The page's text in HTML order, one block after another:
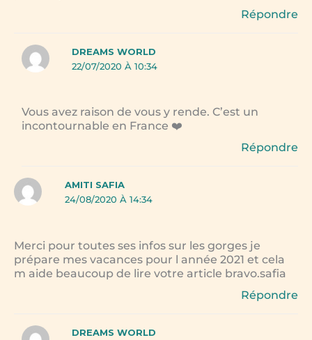
Répondre
DREAMS WORLD
22/07/2020 À 10:34
Vous avez raison de vous y rende. C’est un
incontournable en France ❤️
Répondre
AMITI SAFIA
24/08/2020 À 14:34
Merci pour toutes ses infos sur les gorges je
prépare mes vacances pour l année 2021 et cela
m aide beaucoup de lire votre article bravo.safia
Répondre
DREAMS WORLD